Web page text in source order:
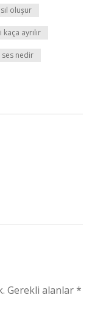
oluşur
ayrılır
ses nedir
Gerekli alanlar*